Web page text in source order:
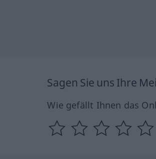
Sagen Sie uns Ihre
Wie gefällt Ihnen das